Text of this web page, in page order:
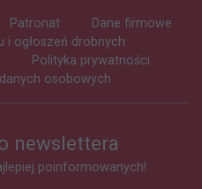
Patronat
Dane firmowe
i ogłoszeń drobnych
Polityka prywatności
osobowych
newslettera
poinformowanych!